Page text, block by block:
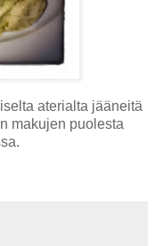
aterialta jääneitä
makujen puolesta